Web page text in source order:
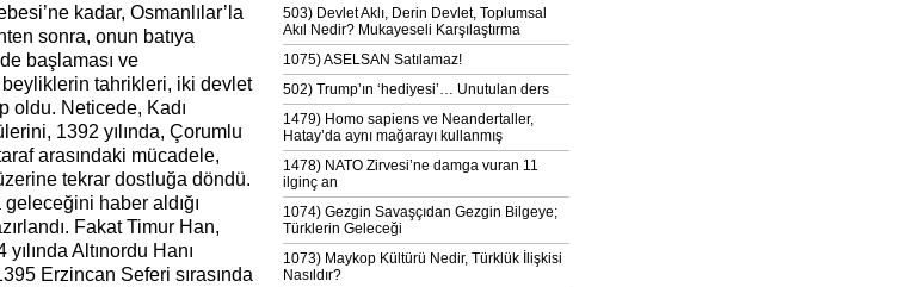
kadar, Osmanlılar’la
sonra, onun batıya
başlaması ve
tahrikleri, iki devlet
oldu. Neticede, Kadı
1392 yılında, Çorumlu
arasındaki mücadele,
tekrar dostluğa döndü.
haber aldığı
Fakat Timur Han,
Altınordu Hanı
Erzincan Seferi sırasında
503) Devlet Aklı, Derin Devlet, Toplumsal
Akıl Nedir? Mukayeseli Karşılaştırma
1075) ASELSAN Satılamaz!
502) Trump’ın ‘hediyesi’… Unutulan ders
1479) Homo sapiens ve Neandertaller,
Hatay’da aynı mağarayı kullanmış
1478) NATO Zirvesi’ne damga vuran 11
ilginç an
1074) Gezgin Savaşçıdan Gezgin Bilgeye;
Türklerin Geleceği
1073) Maykop Kültürü Nedir, Türklük İlişkisi
Nasıldır?